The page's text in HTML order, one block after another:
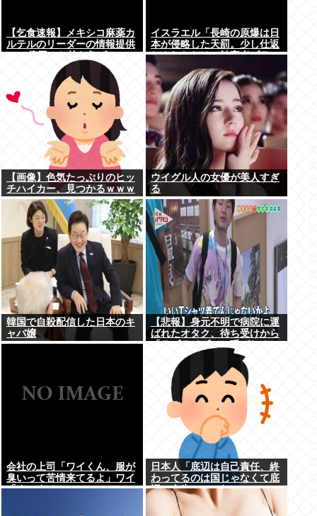
【乞食速報】メキシコ麻薬カ
ルテルのリーダーの情報提供
イスラエル「長崎の原爆は日
本が侵略した天罰。少し仕返
しされただけで被害者ヅラ。
追悼されるべきは侵略された
中国や韓国の人々だよ
【画像】色気たっぷりのヒッ
チハイカー、見つかるｗｗｗ
ウイグル人の女優が美人すぎ
る
韓国で自殺配信した日本のキ
ャバ嬢
【悲報】身元不明で病院に運
ばれたオタク、待ち受けから
「ラブライブ」と呼ばれる
会社の上司「ワイくん、服が
臭いって苦情来てるよ」ワイ
「すいません」
日本人「底辺は自己責任、終
わってるのは国じゃなくて底
辺の人生」←これ